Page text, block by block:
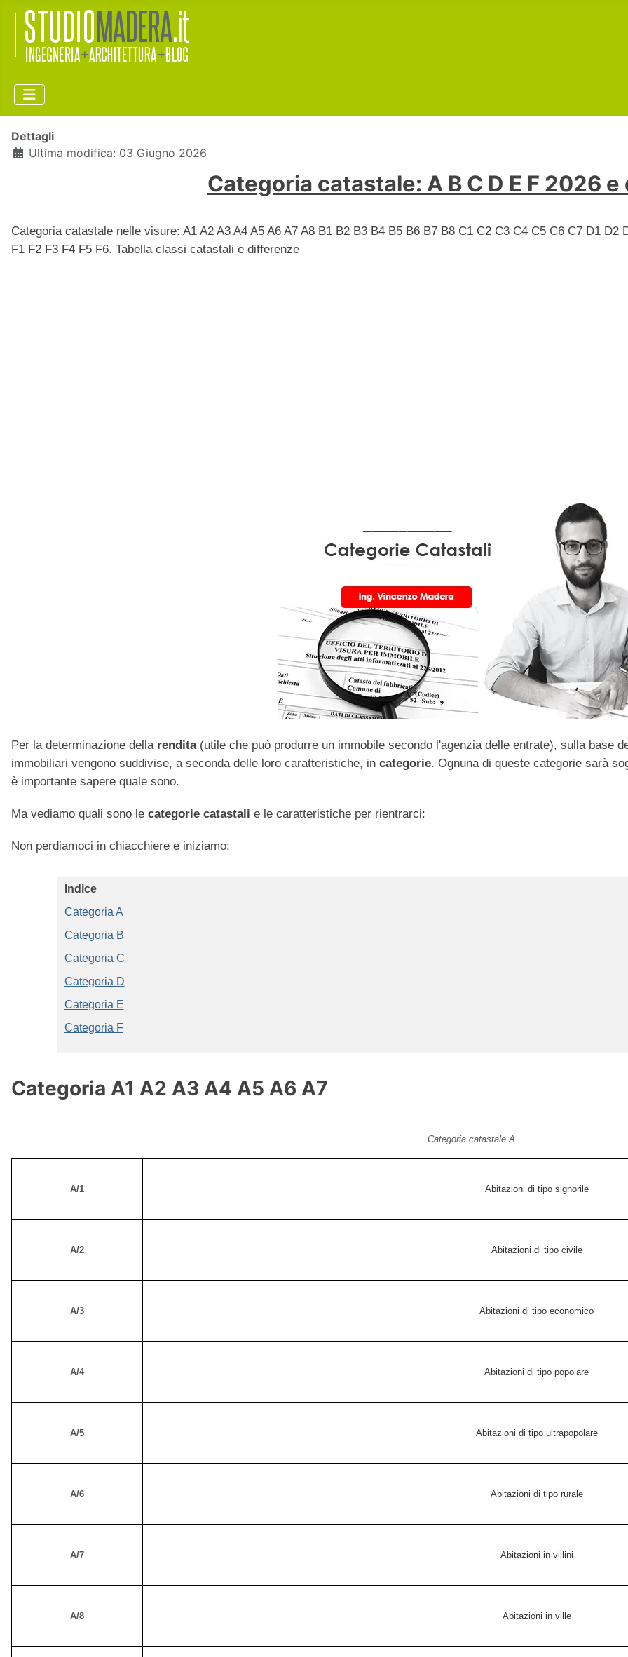
Dettagli
Ultima modifica: 03 Giugno 2026
Categoria catastale: A B C D E F 2026
Categoria catastale nelle visure: A1 A2 A3 A4 A5 A6 A7 A8 B1 B2 B3 B4 B5 B6 B7 B8 C1 C2 C3 C4 C5 C6 C7 D1
F1 F2 F3 F4 F5 F6. Tabella classi catastali e differenze
Per la determinazione della rendita (utile che può produrre un immobile secondo l'agenzia delle entrate), sulla base
immobiliari vengono suddivise, a seconda delle loro caratteristiche, in categorie. Ognuna di queste categorie sarà
è importante sapere quale sono.
Ma vediamo quali sono le categorie catastali e le caratteristiche per rientrarci:
Non perdiamoci in chiacchiere e iniziamo:
Indice
Categoria A
Categoria B
Categoria C
Categoria D
Categoria E
Categoria F
Categoria A1 A2 A3 A4 A5 A6 A7
Categoria catastale A
A/1 Abitazioni di tipo signorile
A/2 Abitazioni di tipo civile
A/3 Abitazioni di tipo economico
A/4 Abitazioni di tipo popolare
A/5 Abitazioni di tipo ultrapopolare
A/6 Abitazioni di tipo rurale
A/7 Abitazioni in villini
A/8 Abitazioni in ville